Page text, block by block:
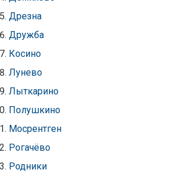
Дрезна
Дружба
Косино
Лунево
Лыткарино
Полушкино
Мосрентген
Рогачёво
Родники